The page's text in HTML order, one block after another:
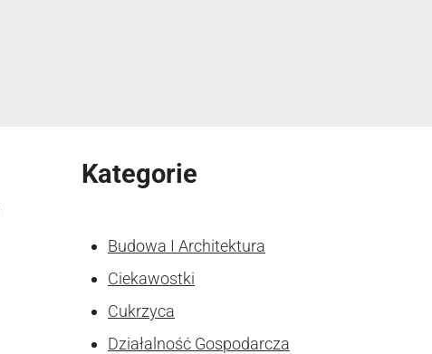
Kategorie
Budowa I Architektura
Ciekawostki
Cukrzyca
Działalność Gospodarcza